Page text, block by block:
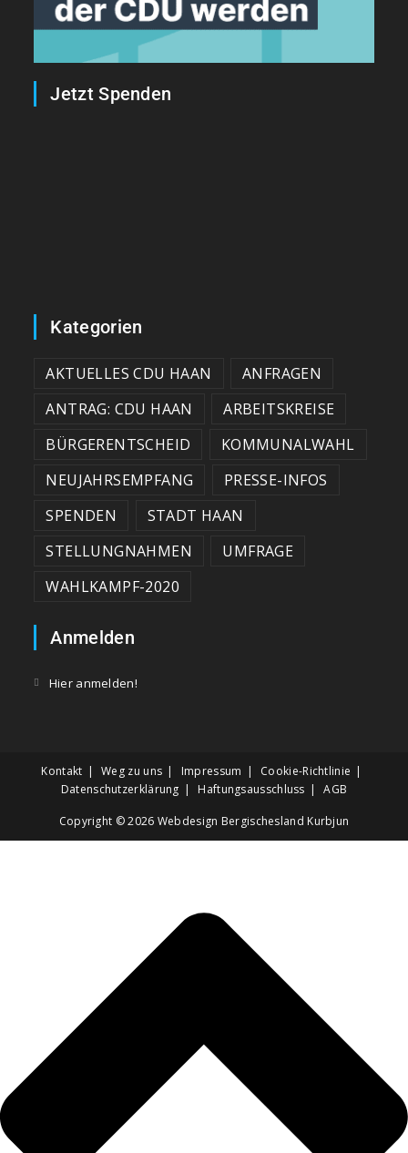
Jetzt Spenden
Kategorien
AKTUELLES CDU HAAN
ANFRAGEN
ANTRAG: CDU HAAN
ARBEITSKREISE
BÜRGERENTSCHEID
KOMMUNALWAHL
NEUJAHRSEMPFANG
PRESSE-INFOS
SPENDEN
STADT HAAN
STELLUNGNAHMEN
UMFRAGE
WAHLKAMPF-2020
Anmelden
Hier anmelden!
Kontakt Weg zu uns Impressum
Cookie-Richtlinie
Datenschutzerklärung
Haftungsausschluss AGB
Copyright © 2026 Webdesign Bergischesland Kurbjun